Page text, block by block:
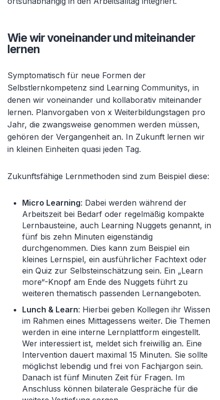
Wie wir voneinander und miteinander
lernen
Symptomatisch für neue Formen der
Selbstlernkompetenz sind Learning Communitys, in
denen wir voneinander und kollaborativ miteinander
lernen. Planvorgaben von x Weiterbildungstagen pro
Jahr, die zwangsweise genommen werden müssen,
gehören der Vergangenheit an. In Zukunft lernen wir
in kleinen Einheiten quasi jeden Tag.
Zukunftsfähige Lernmethoden sind zum Beispiel diese:
Micro Learning: Dabei werden während der
Arbeitszeit bei Bedarf oder regelmäßig kompakte
Lernbausteine, auch Learning Nuggets genannt, in
fünf bis zehn Minuten eigenständig
durchgenommen. Dies kann zum Beispiel ein
kleines Lernspiel, ein ausführlicher Fachtext oder
ein Quiz zur Selbsteinschätzung sein. Ein „Learn
more“-Knopf am Ende des Nuggets führt zu
weiteren thematisch passenden Lernangeboten.
Lunch & Learn: Hierbei geben Kollegen ihr Wissen
im Rahmen eines Mittagessens weiter. Die Themen
werden in eine interne Lernplattform eingestellt.
Wer interessiert ist, meldet sich freiwillig an. Eine
Intervention dauert maximal 15 Minuten. Sie sollte
möglichst lebendig und frei von Fachjargon sein.
Danach ist fünf Minuten Zeit für Fragen. Im
Anschluss können bilaterale Gespräche für die